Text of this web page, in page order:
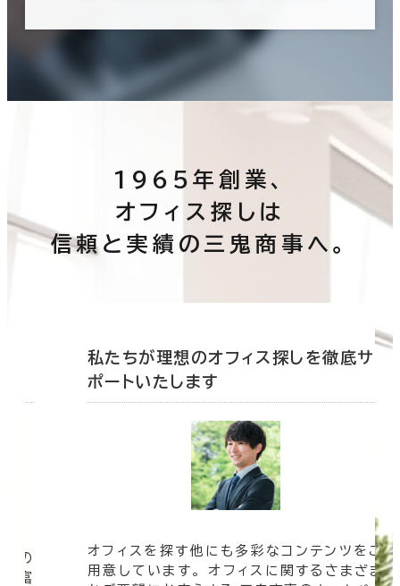
1965年創業、
オフィス探しは
信頼と実績の三鬼商事へ。
の
豊富
私たちが理想のオフィス探しを徹底サ
ポートいたします
オフィスを探す他にも多彩なコンテンツをご
用意しています。 オフィスに関するさまざま